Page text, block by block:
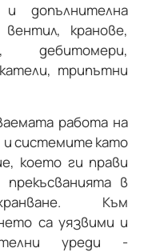
и допълнителна
кранове,
, дебитомери,
трипътни
работа на
и системите като
което ги прави
в
Към
са уязвими и
уреди -